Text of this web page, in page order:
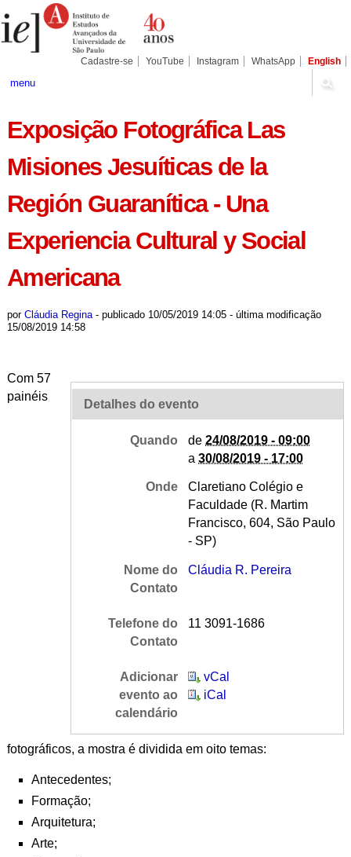
para
conteúdo.
Pessoais
Cadastre-se YouTube Instagram WhatsApp English
menu
Exposição Fotográfica Las
Misiones Jesuíticas de la
Región Guaranítica - Una
Experiencia Cultural y Social
Americana
por Cláudia Regina - publicado10/05/2019 14:05 - última modificação
15/08/2019 14:58
Detalhes do evento
Quando de24/08/2019 - 09:00
a30/08/2019 - 17:00
Onde
Claretiano Colégio e
Faculdade (R. Martim
Francisco, 604, São Paulo
- SP)
Nome do
Contato
Cláudia R. Pereira
Telefone do
Contato
11 3091-1686
Adicionar
evento ao
calendário
vCal
iCal
Com 57
painéis
fotográficos, a mostra é dividida em oito temas:
Antecedentes;
Formação;
Arquitetura;
Arte;